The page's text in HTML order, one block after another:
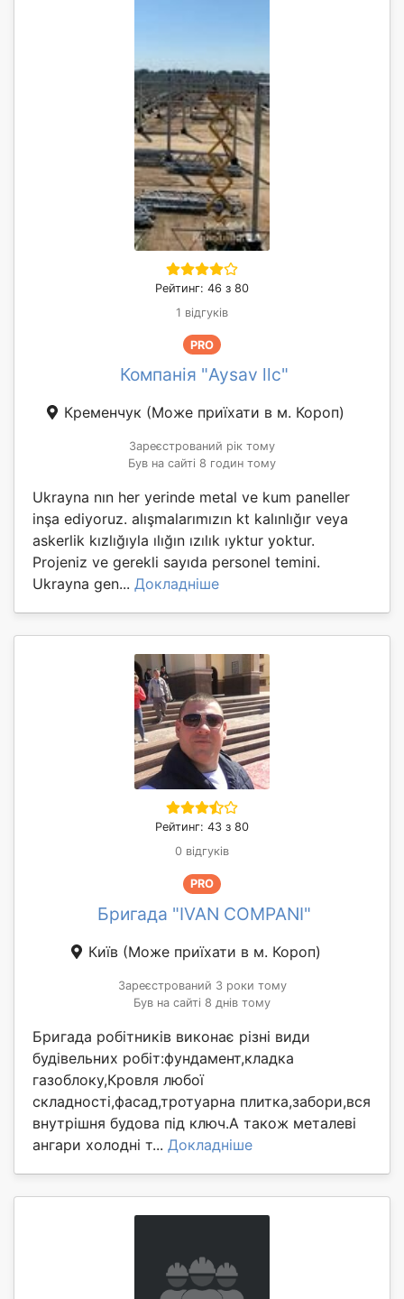
Рейтинг: 46 з 80
1 відгуків
PRO
Компанія "Aysav llc"
Кременчук (Може приїхати в м. Короп)
Зареєстрований рік тому
Був на сайті 8 годин тому
Ukrayna nın her yerinde metal ve kum paneller
inşa ediyoruz. alışmalarımızın kt kalınlığır veya
askerlik kızlığıyla ılığın ızılık ıyktur yoktur.
Projeniz ve gerekli sayıda personel temini.
Ukrayna gen... Докладніше
Рейтинг: 43 з 80
0 відгуків
PRO
Бригада "IVAN COMPANI"
Київ (Може приїхати в м. Короп)
Зареєстрований 3 роки тому
Був на сайті 8 днів тому
Бригада робітників виконає різні види
будівельних робіт:фундамент,кладка
газоблоку,Кровля любої
складності,фасад,тротуарна плитка,забори,вся
внутрішня будова під ключ.А також металеві
ангари холодні т... Докладніше